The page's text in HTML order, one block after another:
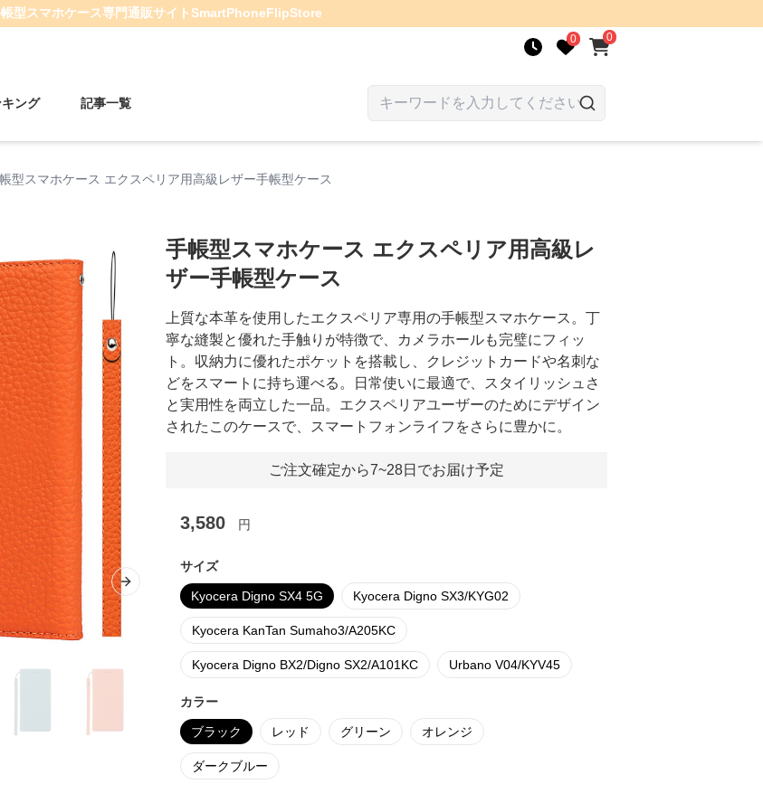
型スマホケース専門通販サイトSmartPhoneFlipStore
0 0
ング 記事一覧
型スマホケース エクスペリア用高級レザー手帳型ケース
Next slide
手帳型スマホケース エクスペリア用高級レ
ザー手帳型ケース
上質な本革を使用したエクスペリア専用の手帳型スマホケース。丁
寧な縫製と優れた手触りが特徴で、カメラホールも完璧にフィッ
ト。収納力に優れたポケットを搭載し、クレジットカードや名刺な
どをスマートに持ち運べる。日常使いに最適で、スタイリッシュさ
と実用性を両立した一品。エクスペリアユーザーのためにデザイン
されたこのケースで、スマートフォンライフをさらに豊かに。
ご注文確定から7~28日でお届け予定
3,580 円
サイズ
Kyocera Digno SX4 5G Kyocera Digno SX3/KYG02
Kyocera KanTan Sumaho3/A205KC
Kyocera Digno BX2/Digno SX2/A101KC Urbano V04/KYV45
カラー
ブラック レッド グリーン オレンジ
ダークブルー